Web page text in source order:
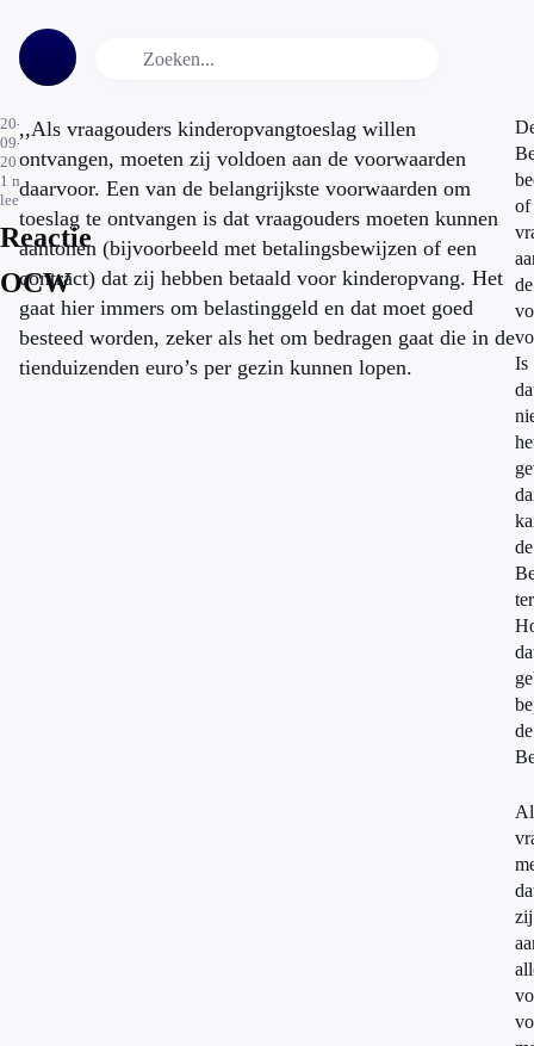
20-
09-
2010
1 min.
leestijd
Reactie
OCW
,,Als vraagouders kinderopvangtoeslag willen
ontvangen, moeten zij voldoen aan de voorwaarden
daarvoor. Een van de belangrijkste voorwaarden om
toeslag te ontvangen is dat vraagouders moeten kunnen
aantonen (bijvoorbeeld met betalingsbewijzen of een
contract) dat zij hebben betaald voor kinderopvang. Het
gaat hier immers om belastinggeld en dat moet goed
besteed worden, zeker als het om bedragen gaat die in de
tienduizenden euro’s per gezin kunnen lopen.
of
de
Is
de
de
zij